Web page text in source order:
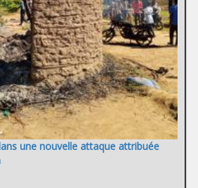
une nouvelle attaque attribuée